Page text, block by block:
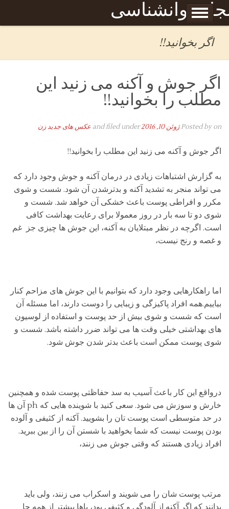
روانشناسی
Skip to content
برگه نمونه
اگر بخوانید!!
اگر جوش و آکنه می زنید این
مطلب را بخوانید!!
Posted byon ژوئن 10, 2016 and filed under عکس های جدید زن
اگر جوش و آکنه می زنید این مطلب را بخوانید!!
به گزارش اشتباهات زیادی در درمان آکنه و جوش وجود دارد که
می تواند منجر به تشدید آکنه و بدترشدن آن شود. شست و شوی
مکرر و افراطی پوست باعث خشکی آن خواهد شد. شست و
شوی دو تا سه بار در روز معمولا برای رعایت بهداشت کافی
است. اگرچه در نظر مبتلایان به آکنه، این جوش ها چیزی جز غم
و غصه و رنج نیست،
اما راهکارهایی وجود دارد که بتوانیم با این جوش های مزاحم کنار
بیاییم.همه افراد پاکیزگی و زیبایی را دوست دارند، اما مسئله آن
است که شست و شوی بیش از حد پوست و استفاده از لوسیون
های بهداشتی خیلی وقت ها می تواند ضرر داشته باشد. شست و
شوی پوست ممکن است باعث بدتر شدن جوش شود.
درواقع این کار باعث آسیب به سد حفاظتی پوست شده و همچنین
خارش و سوزش می شود. سعی کنید با شوینده هایی که ph آن ها
در حد متوسطی است پوست تان را بشویید. آکنه از کثیفی و آلوده
بودن پوست نیست که شما بخواهید با شستن آن را از بین ببرید.
افراد زیادی هستند که وقتی جوش می زنند،
مرتب پوست شان را می شویند و اسکراب می زنند، ولی باید
بدانند که اگر آکنه از آلودگی و کثیفی بود، پاها بیشتر از همه جا